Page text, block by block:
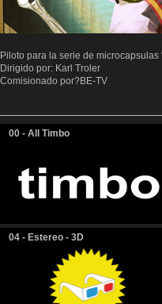
Piloto para la serie de
Dirigido por: Karl Troler
Comisionado por?BE-TV
00 - All Timbo
04 - Estereo - 3D